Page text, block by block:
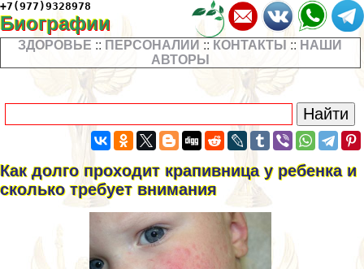
+7(977)9328978
Биографии
ЗДОРОВЬЕ :: ПЕРСОНАЛИИ :: КОНТАКТЫ :: НАШИ
АВТОРЫ
Как долго проходит крапивница у ребенка и
сколько требует внимания